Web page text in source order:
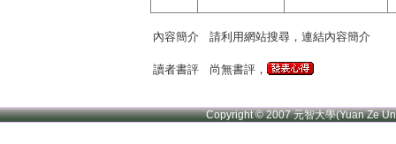
內容簡介 請利用網站搜尋，連結內容簡介
讀者書評 尚無書評，
Copyright © 2007 元智大學(Yuan Ze